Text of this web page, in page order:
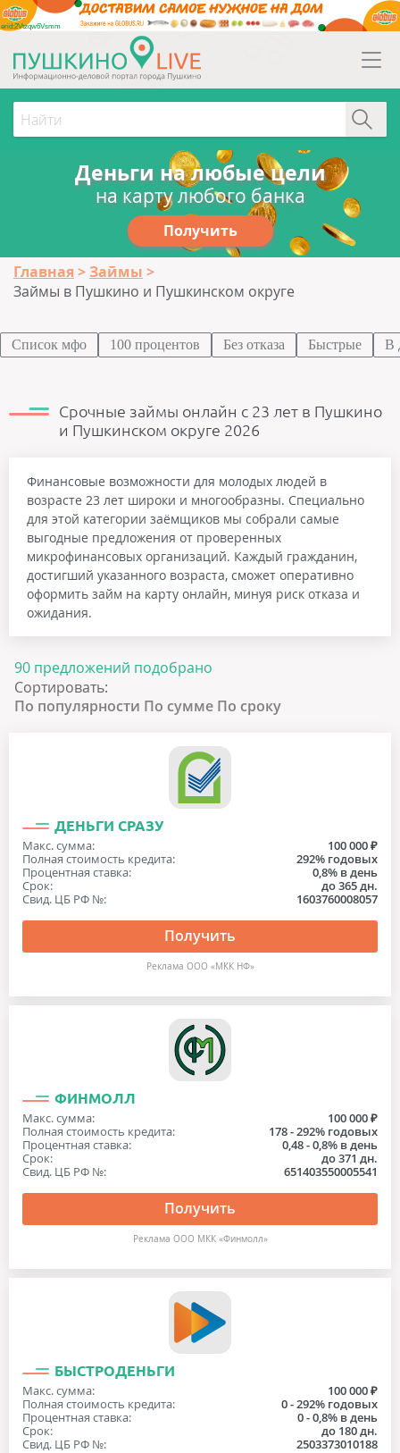
erid:2Vtzqw6Vsmm
Деньги на любые цели
на карту любого банка
Получить
Главная
Займы
Займы в Пушкино и Пушкинском округе
Список мфо 100 процентов Без отказа Быстрые В
Срочные займы онлайн с 23 лет в Пушкино
и Пушкинском округе 2026
Финансовые возможности для молодых людей в
возрасте 23 лет широки и многообразны. Специально
для этой категории заёмщиков мы собрали самые
выгодные предложения от проверенных
микрофинансовых организаций. Каждый гражданин,
достигший указанного возраста, сможет оперативно
оформить займ на карту онлайн, минуя риск отказа и
ожидания.
90 предложений подобрано
Сортировать:
По популярности По сумме По сроку
ДЕНЬГИ СРАЗУ
Макс. сумма:
100 000 ₽
Полная стоимость кредита:
292% годовых
Процентная ставка:
0,8% в день
Срок:
до 365 дн.
Свид. ЦБ РФ №:
1603760008057
Получить
Реклама ООО «МКК НФ»
ФИНМОЛЛ
Макс. сумма:
100 000 ₽
Полная стоимость кредита:
178 - 292% годовых
Процентная ставка:
0,48 - 0,8% в день
Срок:
до 371 дн.
Свид. ЦБ РФ №:
651403550005541
Получить
Реклама OOO МКК «Финмолл»
БЫСТРОДЕНЬГИ
Макс. сумма:
100 000 ₽
Полная стоимость кредита:
0 - 292% годовых
Процентная ставка:
0 - 0,8% в день
Срок:
до 180 дн.
Свид. ЦБ РФ №:
2503373010188